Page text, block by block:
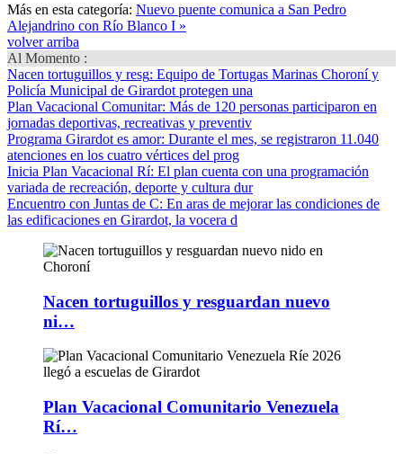
Más en esta categoría: Nuevo puente comunica a San Pedro
Alejandrino con Río Blanco I »
volver arriba
Al Momento :
Nacen tortuguillos y resg: Equipo de Tortugas Marinas Choroní y
Policía Municipal de Girardot protegen una
Plan Vacacional Comunitar: Más de 120 personas participaron en
jornadas deportivas, recreativas y preventiv
Programa Girardot es amor: Durante el mes, se registraron 11.040
atenciones en los cuatro vértices del prog
Inicia Plan Vacacional Rí: El plan cuenta con una programación
variada de recreación, deporte y cultura dur
Encuentro con Juntas de C: En aras de mejorar las condiciones de
las edificaciones en Girardot, la vocera d
Nacen tortuguillos y resguardan nuevo
ni…
Plan Vacacional Comunitario Venezuela
Rí…